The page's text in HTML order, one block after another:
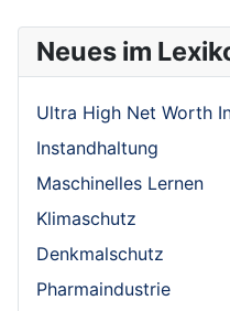
Neues im
Ultra High Net Worth
Instandhaltung
Maschinelles Lernen
Klimaschutz
Denkmalschutz
Pharmaindustrie